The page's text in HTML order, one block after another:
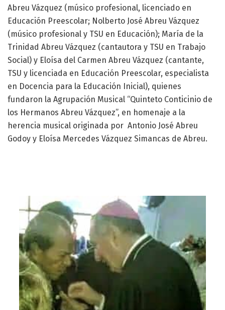
Abreu Vázquez (músico profesional, licenciado en
Educación Preescolar; Nolberto José Abreu Vázquez
(músico profesional y TSU en Educación); María de la
Trinidad Abreu Vázquez (cantautora y TSU en Trabajo
Social) y Eloísa del Carmen Abreu Vázquez (cantante,
TSU y licenciada en Educación Preescolar, especialista
en Docencia para la Educación Inicial), quienes
fundaron la Agrupación Musical “Quinteto Conticinio de
los Hermanos Abreu Vázquez”, en homenaje a la
herencia musical originada por Antonio José Abreu
Godoy y Eloísa Mercedes Vázquez Simancas de Abreu.